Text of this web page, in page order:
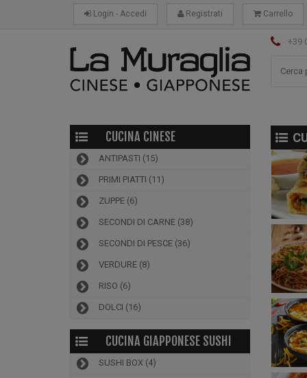
Login - Accedi Registrati Carrello
+39
CUCINA CINESE
ANTIPASTI (15)
PRIMI PIATTI (11)
ZUPPE (6)
SECONDI DI CARNE (38)
SECONDI DI PESCE (36)
VERDURE (8)
RISO (6)
DOLCI (16)
CUCINA GIAPPONESE SUSHI
SUSHI BOX (4)